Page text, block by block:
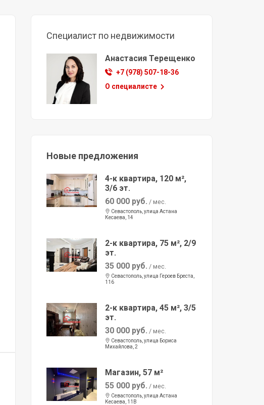
Специалист по недвижимости
Анастасия Терещенко
+7 (978) 507-18-36
О специалисте
Новые предложения
4-к квартира, 120 м²,
3/6 эт.
60 000 руб. / мес.
Севастополь, улица Астана
Кесаева, 14
2-к квартира, 75 м², 2/9
эт.
35 000 руб. / мес.
Севастополь, улица Героев Бреста,
116
2-к квартира, 45 м², 3/5
эт.
30 000 руб. / мес.
Севастополь, улица Бориса
Михайлова, 2
Магазин, 57 м²
55 000 руб. / мес.
Севастополь, улица Астана
Кесаева, 11В